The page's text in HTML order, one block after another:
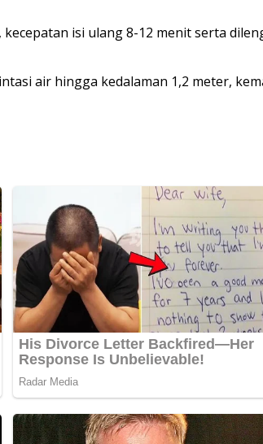
isi ulang 8-12 menit serta
air hingga kedalaman 1,2 meter,